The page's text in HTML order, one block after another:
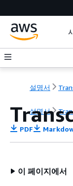
설명서
설명서
PDF
이 페이지에서